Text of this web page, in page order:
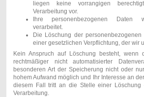
liegen keine vorrangigen
Verarbeitung vor.
Ihre personenbezogenen Daten
verarbeitet.
Die Löschung der
einer gesetzlichen Verpflichtung, der wir
Kein Anspruch auf Löschung besteht, wenn
rechtmäßiger nicht automatisierter
besonderen Art der Speicherung nicht oder
hohem Aufwand möglich und Ihr Interesse an
diesem Fall tritt an die Stelle einer Löschung
Verarbeitung.